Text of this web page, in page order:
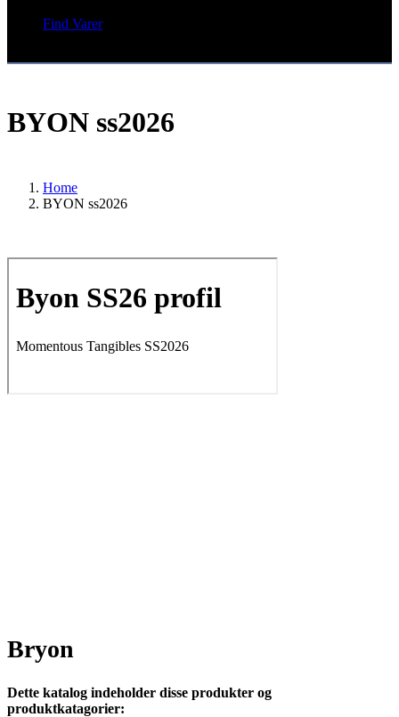
Find Varer
BYON ss2026
Home
BYON ss2026
Bryon
Dette katalog indeholder disse produkter og
produktkatagorier: